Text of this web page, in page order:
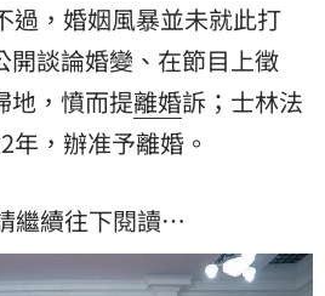
過，婚姻風暴並未就此打
開談論婚變、在節目上徵
地，憤而提離婚訴；士林法
年，辦准予離婚。
繼續往下閱讀…